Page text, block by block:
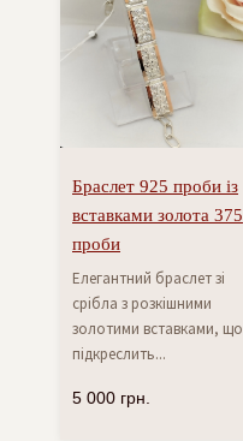
Браслет 925 проби із
вставками золота 375
проби
Елегантний браслет зі
срібла з розкішними
золотими вставками, що
підкреслить...
5 000 грн.